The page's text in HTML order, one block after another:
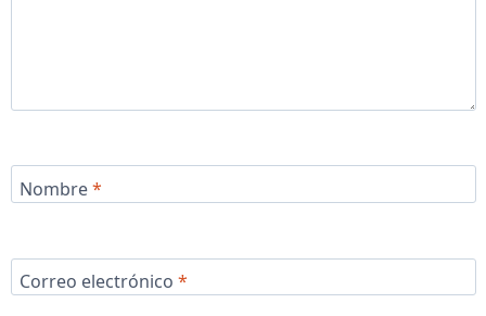
Nombre*
Correo electrónico *